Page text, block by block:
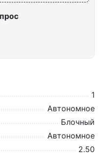
1
Автономное
Блочный
Автономное
2.50